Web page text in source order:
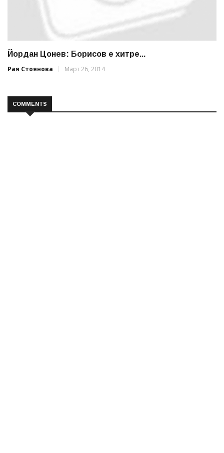
Йордан Цонев: Борисов е хитре...
Рая Стоянова
Март 26, 2014
COMMENTS